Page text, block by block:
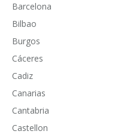
Barcelona
Bilbao
Burgos
Cáceres
Cadiz
Canarias
Cantabria
Castellon